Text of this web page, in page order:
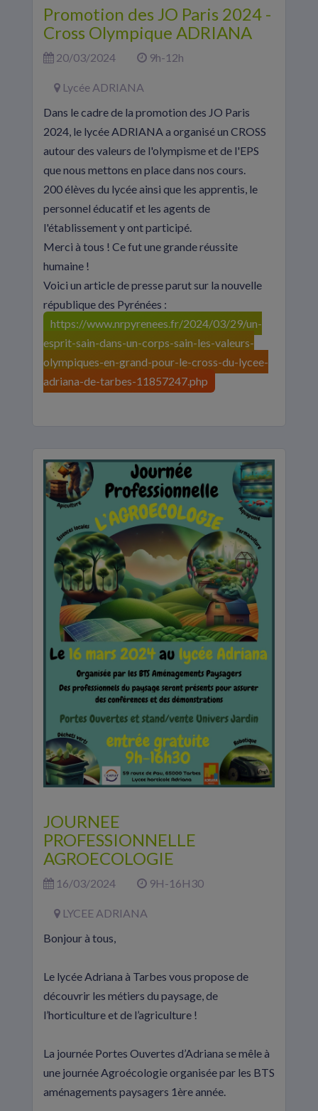
Promotion des JO Paris 2024 -
Cross Olympique ADRIANA
20/03/2024 9h-12h
Lycée ADRIANA
Dans le cadre de la promotion des JO Paris
2024, le lycée ADRIANA a organisé un CROSS
autour des valeurs de l'olympisme et de l'EPS
que nous mettons en place dans nos cours.
200 élèves du lycée ainsi que les apprentis, le
personnel éducatif et les agents de
l'établissement y ont participé.
Merci à tous ! Ce fut une grande réussite
humaine !
Voici un article de presse parut sur la nouvelle
république des Pyrénées :
https://www.nrpyrenees.fr/2024/03/29/un-
esprit-sain-dans-un-corps-sain-les-valeurs-
olympiques-en-grand-pour-le-cross-du-lycee-
adriana-de-tarbes-11857247.php
JOURNEE
PROFESSIONNELLE
AGROECOLOGIE
16/03/2024 9H-16H30
LYCEE ADRIANA
Bonjour à tous,
Le lycée Adriana à Tarbes vous propose de
découvrir les métiers du paysage, de
l’horticulture et de l’agriculture !
La journée Portes Ouvertes d’Adriana se mêle à
une journée Agroécologie organisée par les BTS
aménagements paysagers 1ère année.